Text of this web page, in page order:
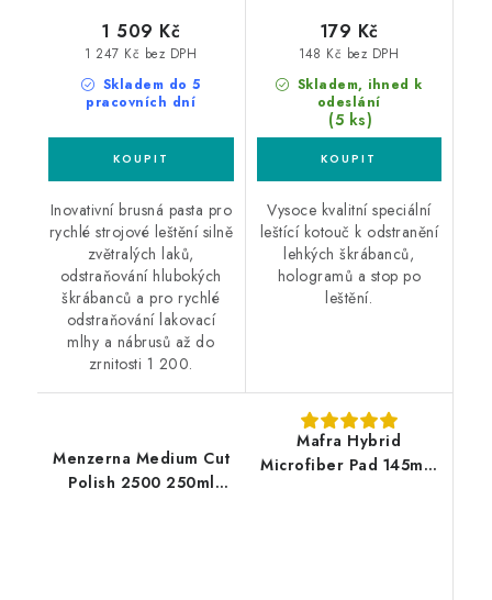
Skladem do 5
pracovních dní
1 247 Kč bez DPH
1 509 Kč
Inovativní brusná pasta pro
rychlé strojové leštění silně
zvětralých laků,
odstraňování hlubokých
škrábanců a pro rychlé
odstraňování lakovací
mlhy a nábrusů až do
zrnitosti 1 200.
Skladem, ihned k
odeslání
(5 ks)
148 Kč bez DPH
179 Kč
Vysoce kvalitní speciální
leštící kotouč k odstranění
lehkých škrábanců,
hologramů a stop po
leštění.
Menzerna Medium Cut
Polish 2500 250ml
Mafra Hybrid
Microfiber Pad 145mm